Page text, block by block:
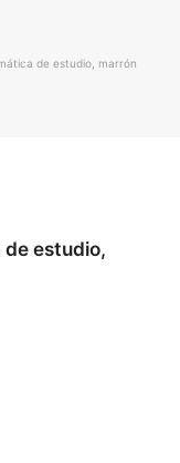
de estudio, marrón
de estudio,